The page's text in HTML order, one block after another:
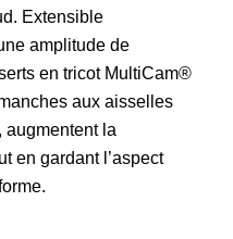
Extensible
amplitude de
en tricot MultiCam®
aux aisselles
augmentent la
en gardant l’aspect